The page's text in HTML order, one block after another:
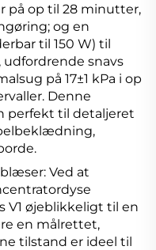
på op til 28 minutter,
og en
til 150 W) til
snavs
på 17±1 kPa i op
Denne
perfekt til detaljeret
Ved at
øjeblikkeligt til en
en målrettet,
tilstand er ideel til